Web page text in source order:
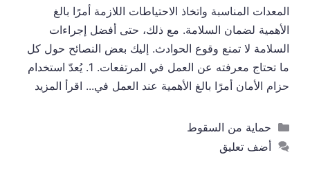
المعدات المناسبة واتخاذ الاحتياطات اللازمة أمرًا بالغ
الأهمية لضمان السلامة. مع ذلك، حتى أفضل إجراءات
السلامة لا تمنع وقوع الحوادث. إليك بعض النصائح حول كل
ما تحتاج معرفته عن العمل في المرتفعات. 1. يُعدّ استخدام
حزام الأمان أمرًا بالغ الأهمية عند العمل في... اقرأ المزيد
التصنيفات
حماية من السقوط
أضف تعليق